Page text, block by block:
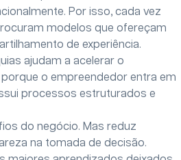
Por isso, cada vez
modelos que ofereçam
de experiência.
ajudam a acelerar o
o empreendedor entra em
processos estruturados e
do negócio. Mas reduz
na tomada de decisão.